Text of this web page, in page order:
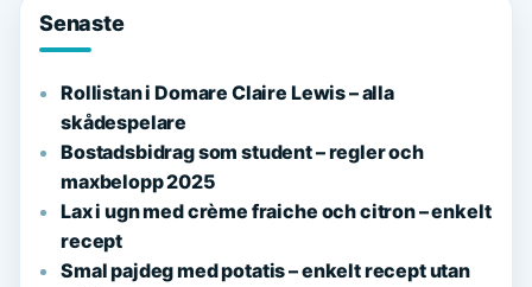
Senaste
Rollistan i Domare Claire Lewis – alla
skådespelare
Bostadsbidrag som student – regler och
maxbelopp 2025
Lax i ugn med crème fraiche och citron – enkelt
recept
Smal pajdeg med potatis – enkelt recept utan